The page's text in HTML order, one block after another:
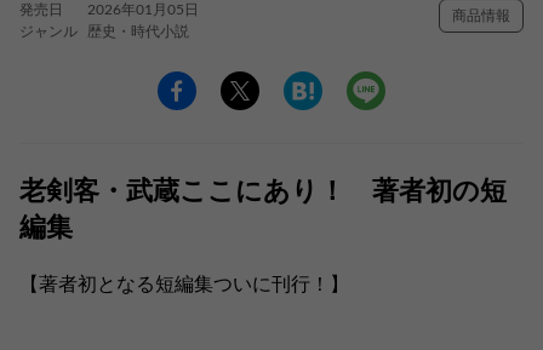
発売日
2026年01月05日
ジャンル
歴史・時代小説
商品情報
老剣客・武蔵ここにあり！ 著者初の短
編集
【著者初となる短編集ついに刊行！】